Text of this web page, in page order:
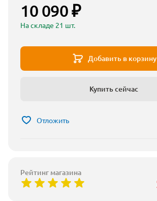
10 090 ₽
На складе 21 шт.
Добавить в корзину
Купить сейчас
Отложить
Рейтинг магазина